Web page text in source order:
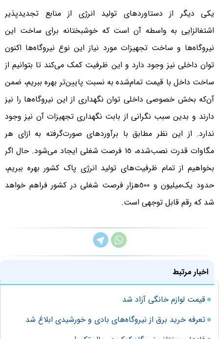
یکی دیگر از دستاوردهای تولید انرژی از منابع تجدیدپذیر
اشتغالزایی به واسطه آن است که خوشبختانه برای ساخت این
نیروگاه‌ها و ساخت تجهیزات مورد نیاز این نوع نیروگاه‌ها اکنون
توان داخلی نیز وجود دارد و این ظرفیت کمک می‌کند تا بتوانیم از
ساخت داخل با قیمت تمام‌شده به نسبت پایین‌تر بهره ببریم، ضمن
آن‌که بخش خصوصی داخلی توان نگهداری از این نیروگاه‌ها را نیز
دارند و بدین سبب نگرانی از بابت نگهداری تجهیزات آن نیز وجود
ندارد. از این نظر مطابق با برآوردهای صورت‌گرفته به ازای هر
مگاوات قدرت نصب‌شده، ١٥ فرصت شغلی ایجاد می‌شود. حال اگر
بخواهیم از تمام ظرفیت‌های تولید انرژی پاک کشور بهره ببریم،
حدود یک‌میلیون و ٥٠٠‌هزار فرصت شغلی در کشور فراهم خواهد
شد که رقم قابل توجهی است.
اخبار مرتبط
قیمت لوازم خانگی آزاد شد
تعرفه خرید برق از نیروگاه‌های بادی و خورشیدی ابلاغ شد